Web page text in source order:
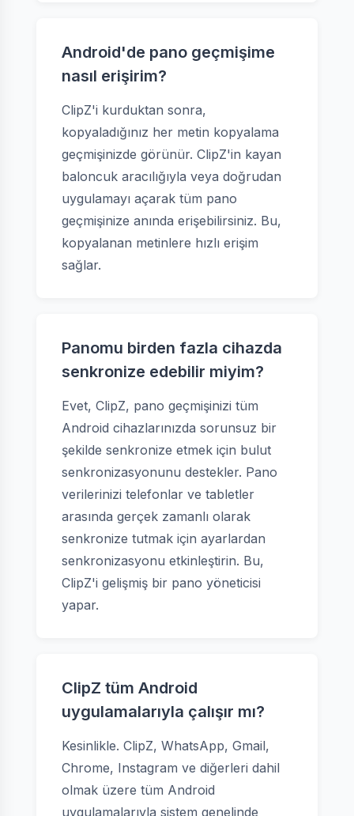
Android'de pano geçmişime
nasıl erişirim?
ClipZ'i kurduktan sonra,
kopyaladığınız her metin kopyalama
geçmişinizde görünür. ClipZ'in kayan
baloncuk aracılığıyla veya doğrudan
uygulamayı açarak tüm pano
geçmişinize anında erişebilirsiniz. Bu,
kopyalanan metinlere hızlı erişim
sağlar.
Panomu birden fazla cihazda
senkronize edebilir miyim?
Evet, ClipZ, pano geçmişinizi tüm
Android cihazlarınızda sorunsuz bir
şekilde senkronize etmek için bulut
senkronizasyonunu destekler. Pano
verilerinizi telefonlar ve tabletler
arasında gerçek zamanlı olarak
senkronize tutmak için ayarlardan
senkronizasyonu etkinleştirin. Bu,
ClipZ'i gelişmiş bir pano yöneticisi
yapar.
ClipZ tüm Android
uygulamalarıyla çalışır mı?
Kesinlikle. ClipZ, WhatsApp, Gmail,
Chrome, Instagram ve diğerleri dahil
olmak üzere tüm Android
uygulamalarıyla sistem genelinde